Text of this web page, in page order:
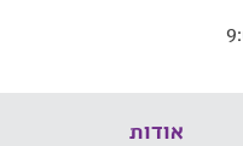
אודות